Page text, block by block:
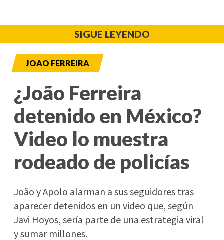
SIGUE LEYENDO
JOAO FERREIRA
¿João Ferreira
detenido en México?
Video lo muestra
rodeado de policías
João y Apolo alarman a sus seguidores tras
aparecer detenidos en un video que, según
Javi Hoyos, sería parte de una estrategia viral
y sumar millones.